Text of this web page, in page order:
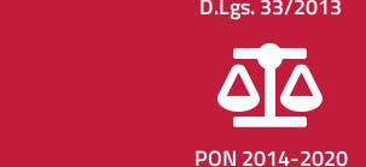
D.Lgs. 33/2013
PON 2014-2020